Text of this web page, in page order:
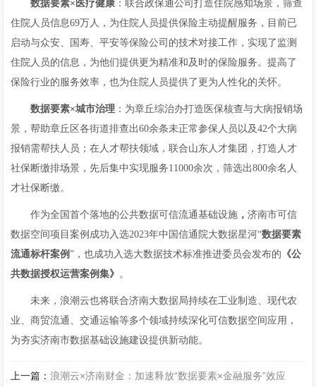
数据要素× 医疗健康 ：联合政保通公司打造住院感知场景，筛查
住院人员信息69万人，为住院人员提供保险主动提醒服务，目前已
启动与众安、国寿、平安等保险公司的技术对接工作，实现了监测
住院人员的信息，为他们提供更为精准和及时的保险服务。提高了
保险行业的服务效率，也为住院人员提供了更为人性化的关怀。
数据要素×城市治理 ：为章丘综治办打造医保核查与大病报销场
景，帮助章丘区各街道排查出60余条未正常参保人员以及42个大病
报销需帮扶人员；在人才帮扶领域，联合山东人才集团，打造人才
社保断缴排场景，先后集中实现服务11000余次，筛选出800余名人
才社保断缴。
作为全国首个落地的公共数据可信流通基础设施 ，济南市可信
数据空间项目案例成功入选2023年中国信通院大数据星河“数据要素
流通标杆案例”，也成功入选大数据技术标准推进委员会发布的 《公
共数据授权运营案例集》 。
未来，浪潮云也将联合济南大数据局持续在工业制造、现代农
业、商贸流通、交通运输等多个领域持续深化可信数据空间应用，
为夯实济南市数据基础设施建设提供新动能。
上一篇：浪潮云×济南财金：加速释放“数据要素×金融服务”效应